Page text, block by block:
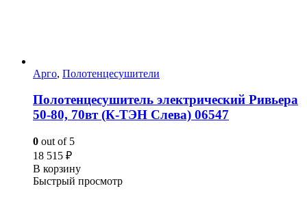
Арго, Полотенцесушители
Полотенцесушитель электрический Ривьера
50-80, 70вт (К-ТЭН Слева) 06547
0 out of 5
18 515 ₽
В корзину
Быстрый просмотр